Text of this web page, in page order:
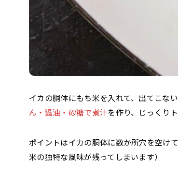
イカの胴体にもち米を入れて、出てこな
ん・醤油・砂糖で煮汁を作り、じっくり
ポイントはイカの胴体に数か所穴を空け
米の独特な風味が残ってしまいます）